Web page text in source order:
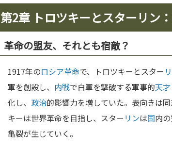
第2章 トロツキーとスターリン
革命の盟友、それとも宿敵？
1917年のロシア革命で、トロツキーとスター
軍を創設し、 内戦で白軍を撃破する軍事的天才
化し、 政治的影響力を増していた。表向きは
キーは世界革命を目指し、スター リンは国内
亀裂が生じていく。